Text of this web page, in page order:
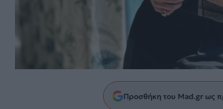
Προσθήκη του Mad.gr ως